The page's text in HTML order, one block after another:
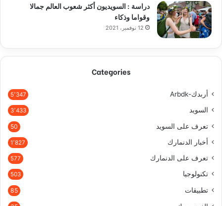
دراسة : السويديون أكثر شعوب العالم جمالا
وقواما وذكاء
12 نوفمبر، 2021
Categories
أربدك-Arbdk 5٬347
السويد 3٬433
تعرف على السويد 50
أخبار الدنمارك 1٬827
تعرف على الدنمارك 577
تكنولوجيا 503
تطبيقات 85